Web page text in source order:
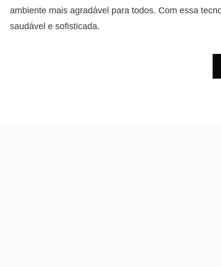
ambiente mais agradável para todos. Com essa
saudável e sofisticada.